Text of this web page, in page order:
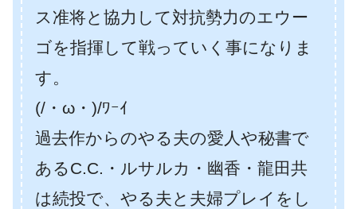
ス准将と協力して対抗勢力のエウー
ゴを指揮して戦っていく事になりま
す。
(/・ω・)/ﾜｰｲ
過去作からのやる夫の愛人や秘書で
あるC.C.・ルサルカ・幽香・龍田共
は続投で、やる夫と夫婦プレイをし